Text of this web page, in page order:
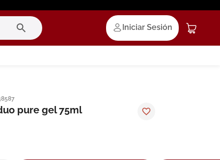
Iniciar Sesión
pure gel 75ml